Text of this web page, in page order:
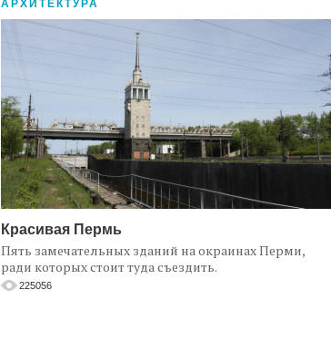
АРХИТЕКТУРА
Красивая Пермь
Пять замечательных зданий на окраинах Перми,
ради которых стоит туда съездить.
225056